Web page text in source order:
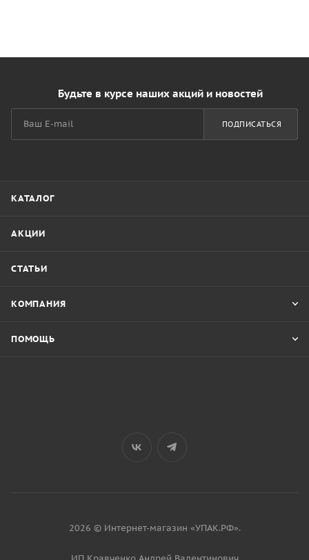
Будьте в курсе наших акций и новостей
ПОДПИСАТЬСЯ
КАТАЛОГ
АКЦИИ
СТАТЬИ
КОМПАНИЯ
ПОМОЩЬ
2026 © Интернет-магазин «УПАК.РФ».